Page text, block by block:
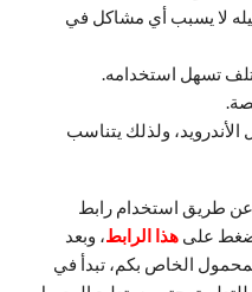
لا يسبب أي مشاكل في
تسهل استخدامه.
ولذلك يتناسب
عن طريق استخدام رابط
على هذا الرابط، وبعد
الخاص بكم، تبدأ في